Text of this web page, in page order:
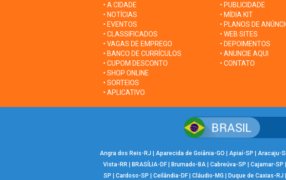
• A CIDADE
• NOTÍCIAS
• EVENTOS
• CLASSIFICADOS
• VAGAS DE EMPREGO
• BANCO DE CURRÍCULOS
• CUPOM DESCONTO
• SHOP ONLINE
• SORTEIOS
• APLICATIVO
• PUBLICIDADE
• MÍDIA KIT
• PLANOS DE
• WEB SITES
• DEPOIMENTOS
• ANUNCIE AQUI
• CONTATO
Angra dos Reis-RJ | Aparecida de Goiânia-GO | Apiaí-SP | Aracaju-
Vista-RR | BRASÍLIA-DF| Brumado-BA| Cabreúva-SP | Cajamar-SP |
SP | Cardoso-SP | Ceilândia-DF | Cláudio-MG | Duque de Caxias-RJ |